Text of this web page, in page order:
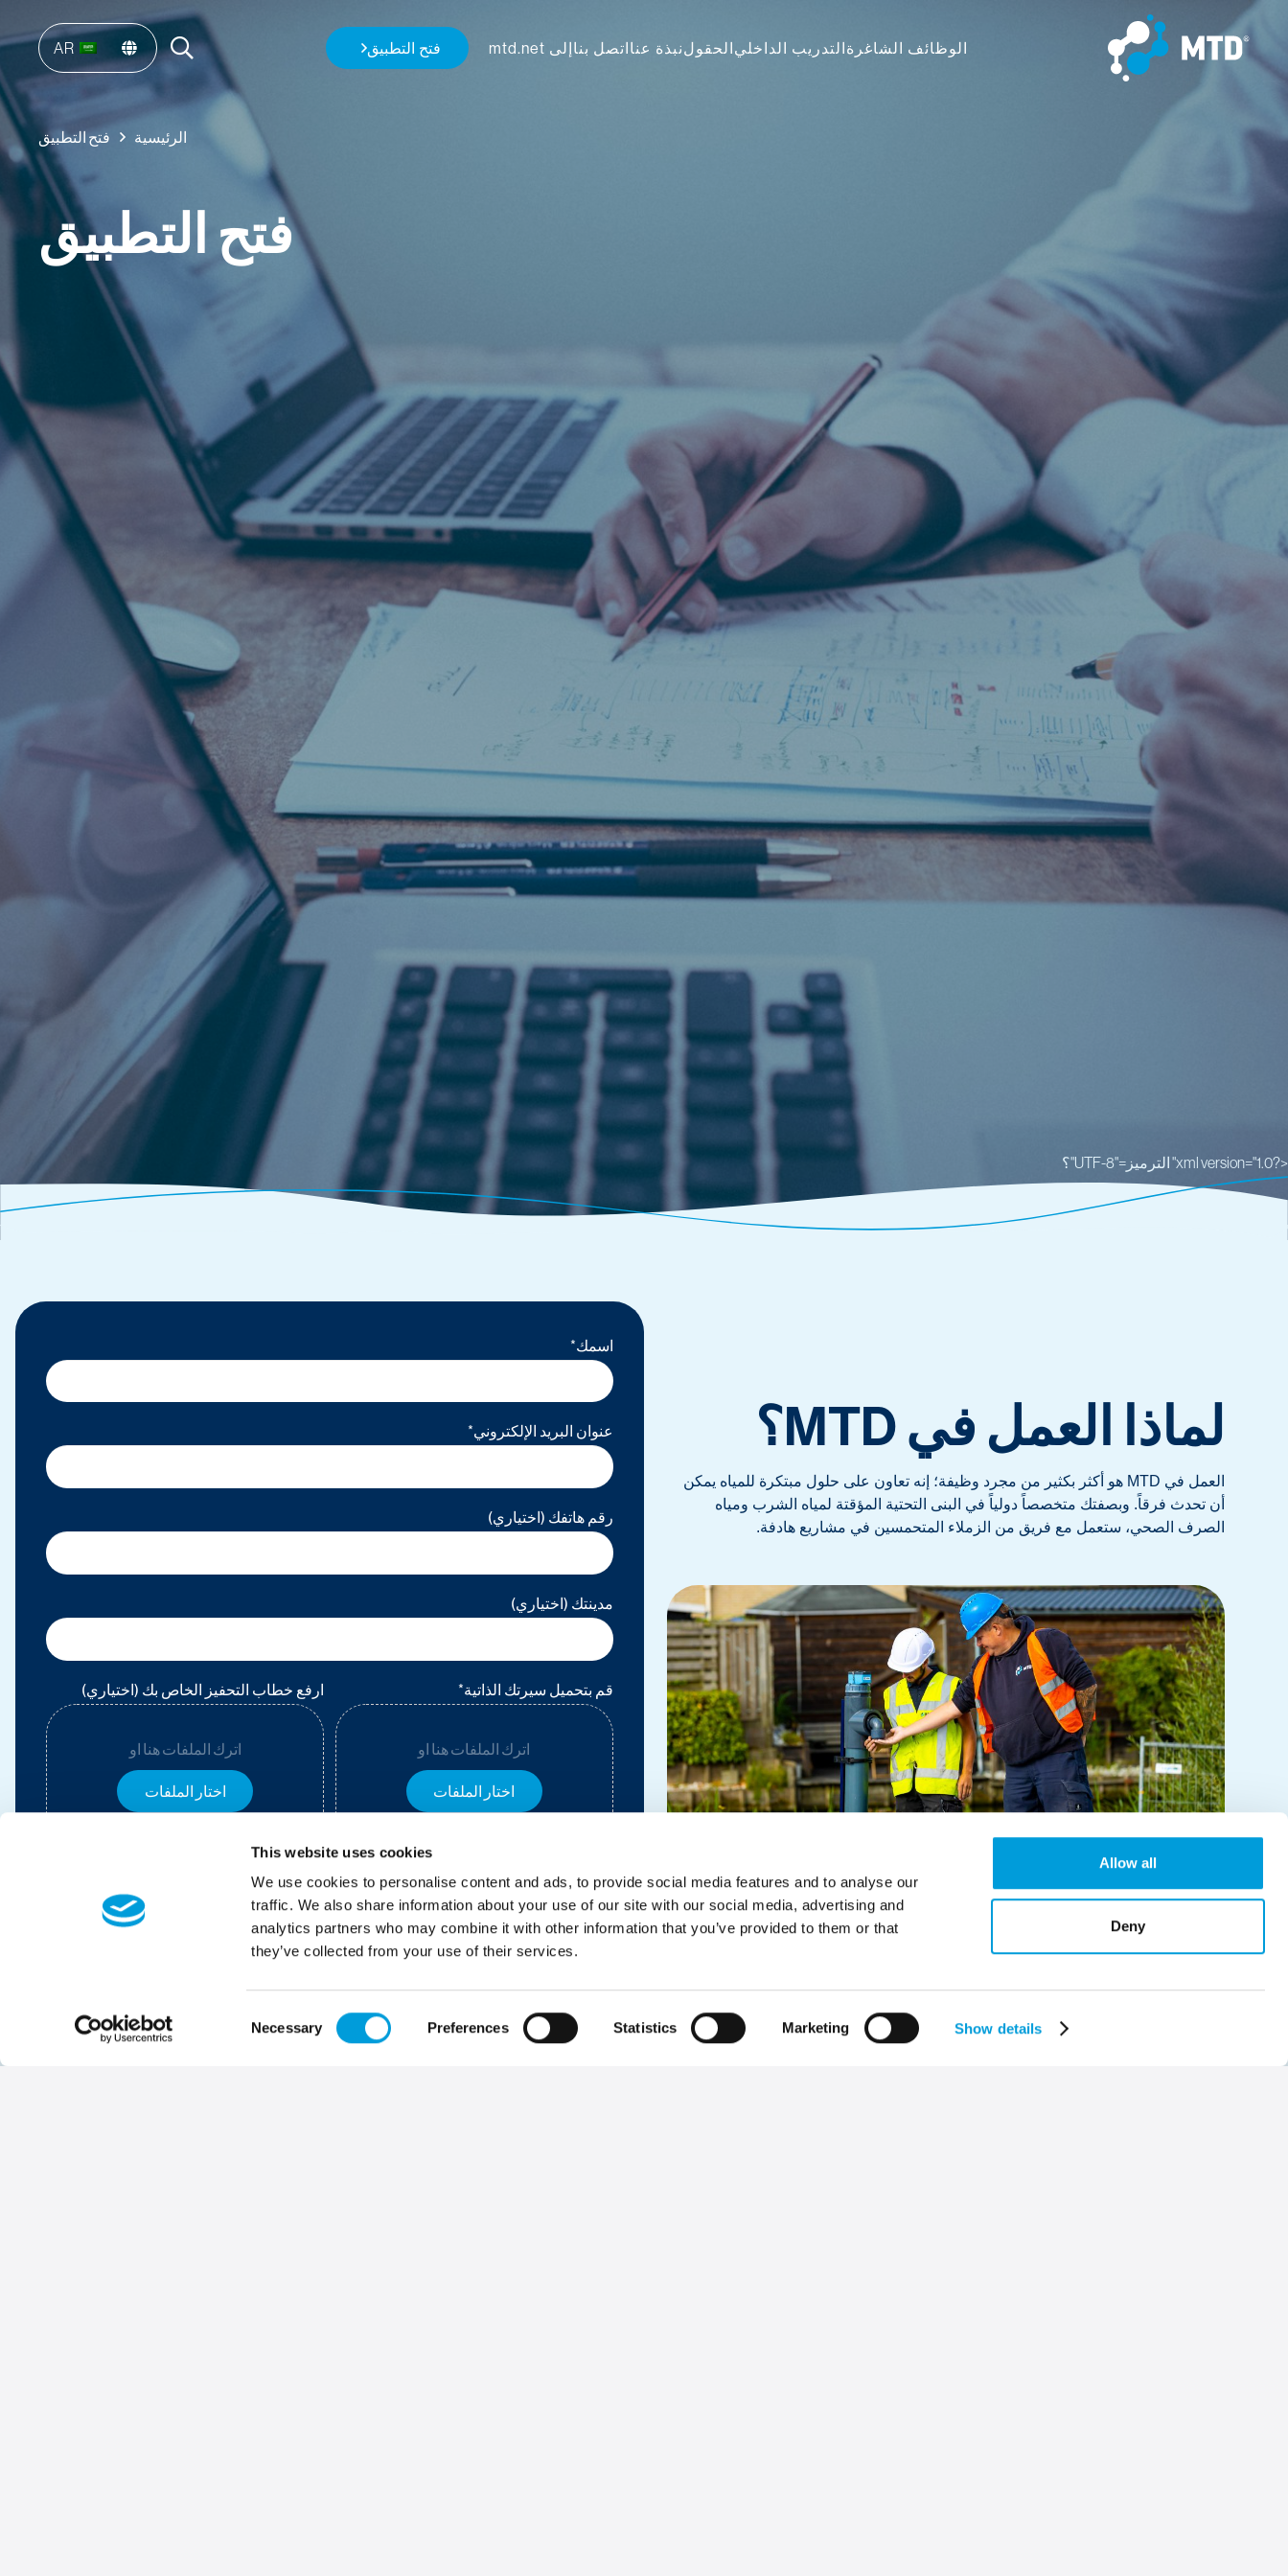
This website uses cookies
We use cookies to personalise content and ads, to provide social media features and to analyse our
traffic. We also share information about your use of our site with our social media, advertising and
analytics partners who may combine it with other information that you’ve provided to them or that
they’ve collected from your use of their services.
Selection
Necessary Preferences Statistics Marketing Show details
Allow all
Deny
الوظائف الشاغرةالتدريب الداخليالحقولنبذة عنااتصل بناإلى mtd.net فتح التطبيق AR
<?xml version="1.0" الترميز="UTF-8"؟
الرئيسية فتح التطبيق
فتح التطبيق
لماذا العمل في MTD؟
العمل في MTD هو أكثر بكثير من مجرد وظيفة؛ إنه تعاون على حلول مبتكرة للمياه يمكن
أن تحدث فرقاً. وبصفتك متخصصاً دولياً في البنى التحتية المؤقتة لمياه الشرب ومياه
الصرف الصحي، ستعمل مع فريق من الزملاء المتحمسين في مشاريع هادفة.
اسمك*
عنوان البريد الإلكتروني*
رقم هاتفك (اختياري)
مدينتك (اختياري)
قم بتحميل سيرتك الذاتية*
اترك الملفات هنا او
اختار الملفات
ارفع خطاب التحفيز الخاص بك (اختياري)
اترك الملفات هنا او
اختار الملفات
الإذن*
أوافق علىسياسة الخصوصية.
أوافق على استخدام بياناتي الشخصية وسيرتي الذاتية.